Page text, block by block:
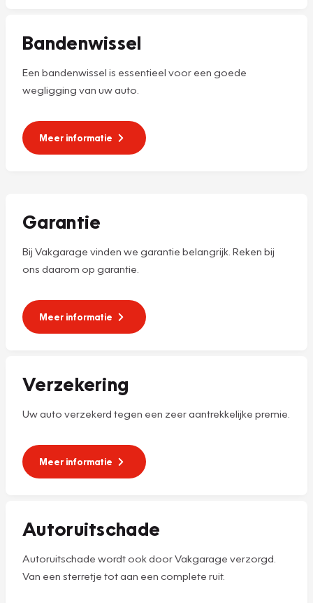
Bandenwissel
Een bandenwissel is essentieel voor een goede
wegligging van uw auto.
Meer informatie
Garantie
Bij Vakgarage vinden we garantie belangrijk. Reken bij
ons daarom op garantie.
Meer informatie
Verzekering
Uw auto verzekerd tegen een zeer aantrekkelijke premie.
Meer informatie
Autoruitschade
Autoruitschade wordt ook door Vakgarage verzorgd.
Van een sterretje tot aan een complete ruit.